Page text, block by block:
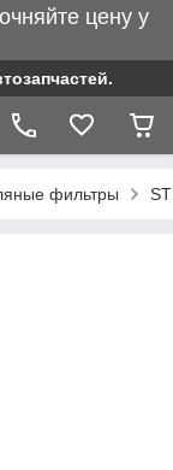
цену у
фильтры